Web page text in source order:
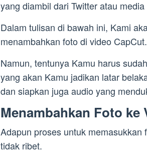
yang diambil dari Twitter atau
Dalam tulisan di bawah ini, Kami
menambahkan foto di video CapCut.
Namun, tentunya Kamu harus
yang akan Kamu jadikan latar
dan siapkan juga audio yang
Menambahkan Foto
Adapun proses untuk memasukkan
tidak ribet.